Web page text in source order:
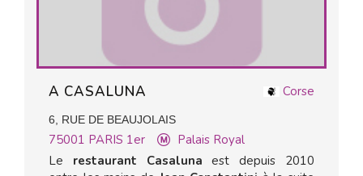
Corse
A CASALUNA
6, RUE DE BEAUJOLAIS
75001 PARIS 1er
Palais Royal
Le restaurant Casalunaest depuis 2010